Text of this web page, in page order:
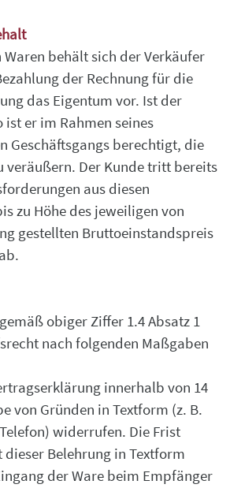
behält sich der Verkäufer
der Rechnungfür die
das Eigentum vor. Ist der
ist er im Rahmen seines
Geschäftsgangs berechtigt, die
veräußern. Der Kunde tritt bereits
aus diesen
zu Höhe des jeweiligen von
gestellten Bruttoeinstandspreis
obiger Ziffer 1.4 Absatz 1
nach folgenden Maßgaben
innerhalb von 14
von Gründen in Textform (z. B.
widerrufen. Die Frist
Belehrung in Textform
der Ware beim Empfänger